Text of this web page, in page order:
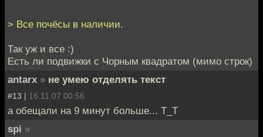
> Все почёсы в наличии.
Так уж и все :)
Есть ли подвижки с Чорным квадратом (мимо строк)
antarx » не умею отделять текст
#13 | 16.11.07 00:56
а обещали на 9 минут больше... Т_Т
spi »